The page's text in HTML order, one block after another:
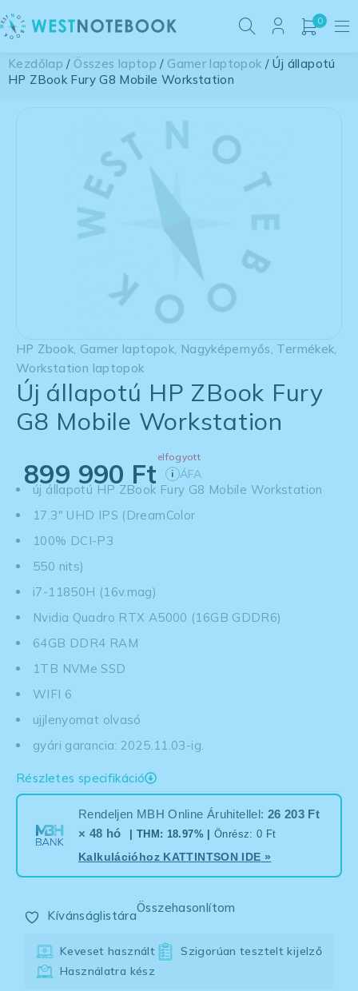
0
Kezdőlap / Összes laptop / Gamer laptopok / Új állapotú
HP ZBook Fury G8 Mobile Workstation
HP Zbook Gamer laptopok Nagyképernyős Termékek
Workstation laptopok
Új állapotú HP ZBook Fury
G8 Mobile Workstation
elfogyott
899 990 Ft i ÁFA
új állapotú HP ZBook Fury G8 Mobile Workstation
17.3" UHD IPS (DreamColor
100% DCI-P3
550 nits)
i7-11850H (16v.mag)
Nvidia Quadro RTX A5000 (16GB GDDR6)
64GB DDR4 RAM
1TB NVMe SSD
WIFI 6
ujjlenyomat olvasó
gyári garancia: 2025.11.03-ig.
Részletes specifikáció
Rendeljen MBH Online Áruhitellel: 26 203 Ft
× 48 hó
| THM: 18.97% | Önrész: 0 Ft
Kalkulációhoz KATTINTSON IDE »
Kívánságlistára
Összehasonlítom
Keveset használt
Szigorúan tesztelt kijelző
Használatra kész